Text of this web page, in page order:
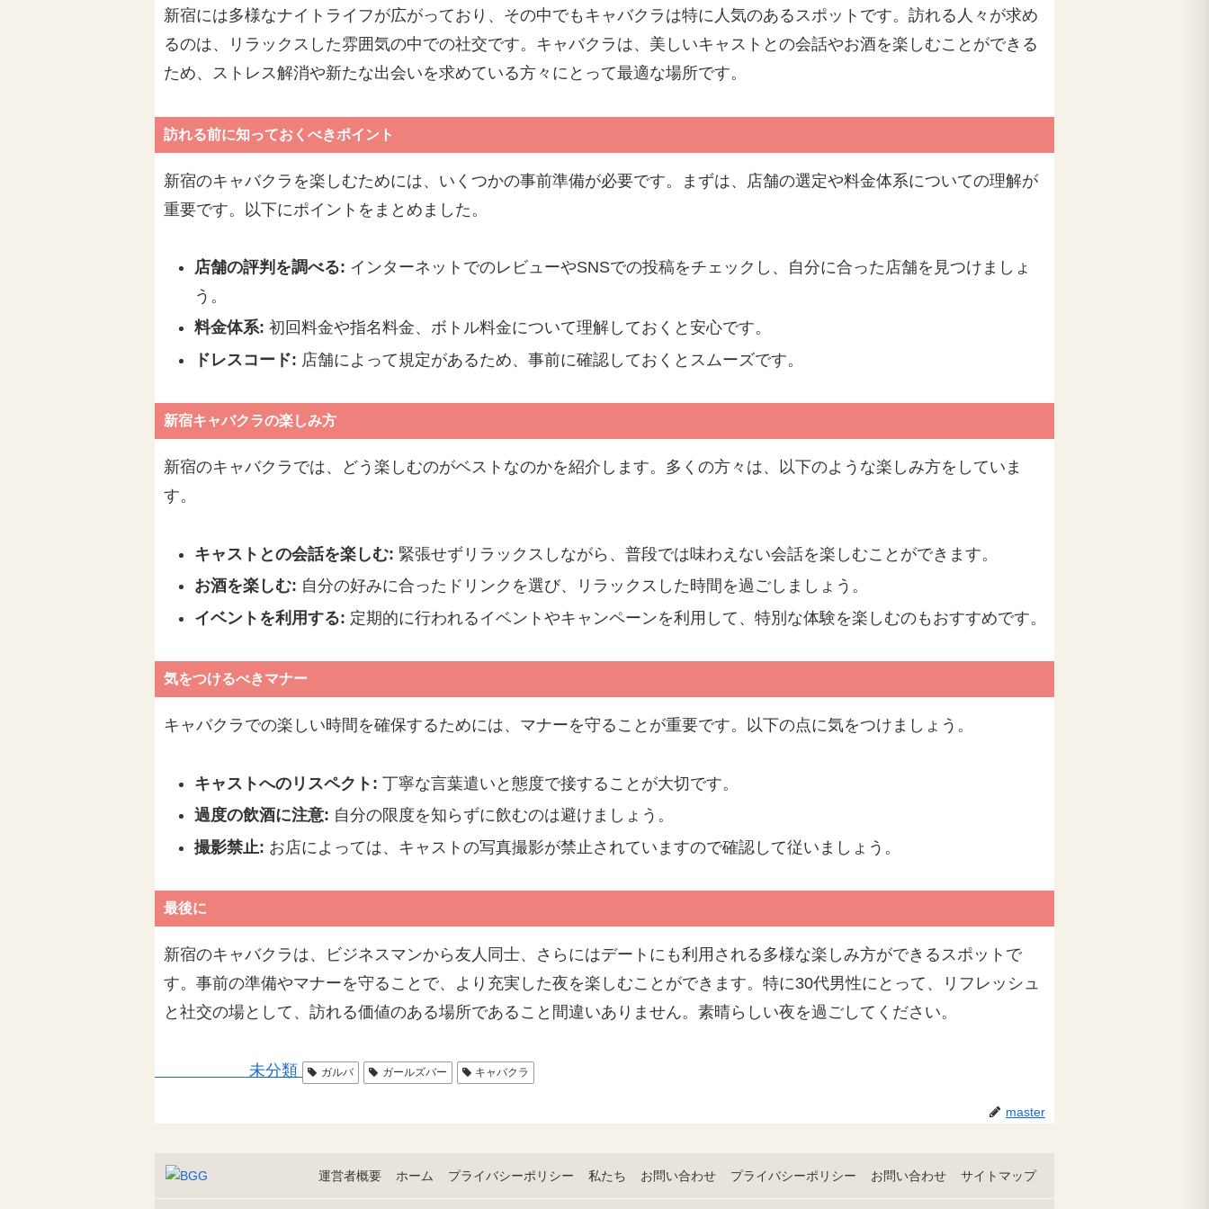
新宿には多様なナイトライフが広がっており、その中でもキャバクラは特に人気のあるスポットです。訪れる人々が求め
るのは、リラックスした雰囲気の中での社交です。キャバクラは、美しいキャストとの会話やお酒を楽しむことができる
ため、ストレス解消や新たな出会いを求めている方々にとって最適な場所です。
訪れる前に知っておくべきポイント
新宿のキャバクラを楽しむためには、いくつかの事前準備が必要です。まずは、店舗の選定や料金体系についての理解が
重要です。以下にポイントをまとめました。
店舗の評判を調べる: インターネットでのレビューやSNSでの投稿をチェックし、自分に合った店舗を見つけましょ
う。
料金体系: 初回料金や指名料金、ボトル料金について理解しておくと安心です。
ドレスコード: 店舗によって規定があるため、事前に確認しておくとスムーズです。
新宿キャバクラの楽しみ方
新宿のキャバクラでは、どう楽しむのがベストなのかを紹介します。多くの方々は、以下のような楽しみ方をしていま
す。
キャストとの会話を楽しむ: 緊張せずリラックスしながら、普段では味わえない会話を楽しむことができます。
お酒を楽しむ: 自分の好みに合ったドリンクを選び、リラックスした時間を過ごしましょう。
イベントを利用する: 定期的に行われるイベントやキャンペーンを利用して、特別な体験を楽しむのもおすすめです。
気をつけるべきマナー
キャバクラでの楽しい時間を確保するためには、マナーを守ることが重要です。以下の点に気をつけましょう。
キャストへのリスペクト: 丁寧な言葉遣いと態度で接することが大切です。
過度の飲酒に注意: 自分の限度を知らずに飲むのは避けましょう。
撮影禁止: お店によっては、キャストの写真撮影が禁止されていますので確認して従いましょう。
最後に
新宿のキャバクラは、ビジネスマンから友人同士、さらにはデートにも利用される多様な楽しみ方ができるスポットで
す。事前の準備やマナーを守ることで、より充実した夜を楽しむことができます。特に30代男性にとって、リフレッシュ
と社交の場として、訪れる価値のある場所であること間違いありません。素晴らしい夜を過ごしてください。
未分類 ガルバ ガールズバー キャバクラ
master
運営者概要 ホーム プライバシーポリシー 私たち お問い合わせ プライバシーポリシー お問い合わせ サイトマップ